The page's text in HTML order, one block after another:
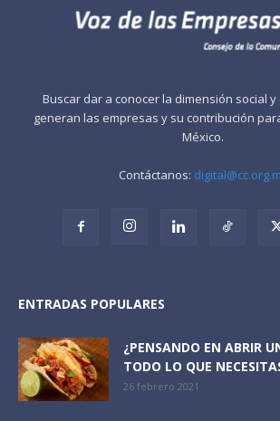
Buscar dar a conocer la dimensión social
generan las empresas y su contribución
México.
Contáctanos:
ENTRADAS POPULARES
¿PENSANDO EN ABRIR
TODO LO QUE
26 febrero 2021